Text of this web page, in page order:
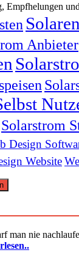
Empfhelungen
Anbieter
Solarstrom
Design
Website
man nie